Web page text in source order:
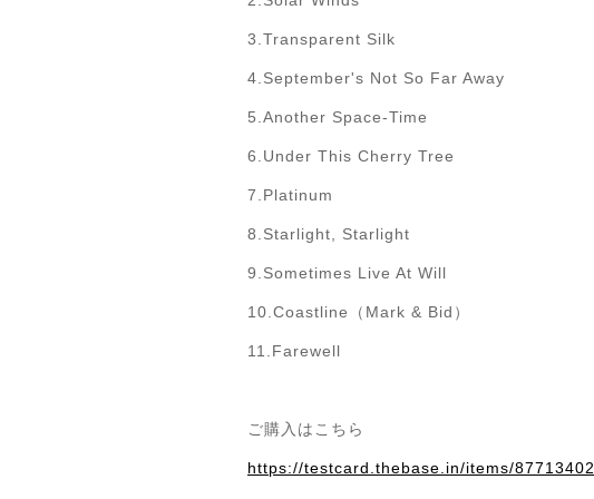
3.Transparent Silk
4.September's Not So Far Away
5.Another Space-Time
6.Under This Cherry Tree
7.Platinum
8.Starlight, Starlight
9.Sometimes Live At Will
10.Coastline（Mark & Bid）
11.Farewell
ご購入はこちら
https://testcard.thebase.in/items/87713402